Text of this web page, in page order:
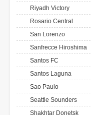
Riyadh Victory
Rosario Central
San Lorenzo
Sanfrecce Hiroshima
Santos FC
Santos Laguna
Sao Paulo
Seattle Sounders
Shakhtar Donetsk